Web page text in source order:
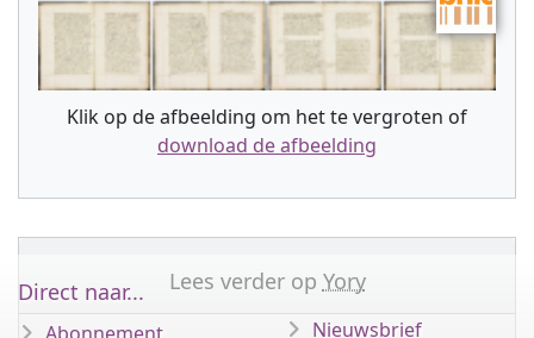
Klik op de afbeelding om het te vergroten of
download de afbeelding
Lees verder op Yory
Direct naar...
Nieuwsbrief